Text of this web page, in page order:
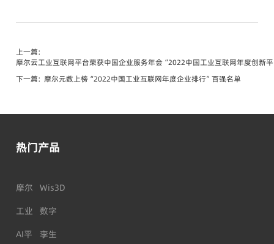
上一篇：
摩尔云工业互联网平台荣获中国企业服务年会“2022中国工业互联网年度创新
下一篇： 摩尔元数上榜“2022中国工业互联网年度企业排行”百强名单
热门产品
摩尔
工业
AI平
Wis3D
数字
孪生